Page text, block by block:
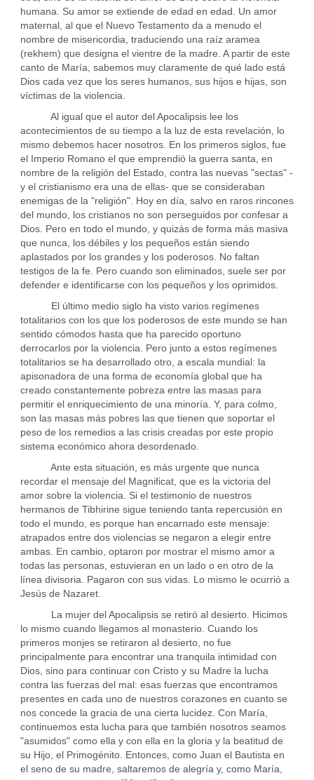
humana. Su amor se extiende de edad en edad. Un amor
maternal, al que el Nuevo Testamento da a menudo el
nombre de misericordia, traduciendo una raíz aramea
(rekhem) que designa el vientre de la madre. A partir de este
canto de María, sabemos muy claramente de qué lado está
Dios cada vez que los seres humanos, sus hijos e hijas, son
víctimas de la violencia.
Al igual que el autor del Apocalipsis lee los
acontecimientos de su tiempo a la luz de esta revelación, lo
mismo debemos hacer nosotros. En los primeros siglos, fue
el Imperio Romano el que emprendió la guerra santa, en
nombre de la religión del Estado, contra las nuevas "sectas" -
y el cristianismo era una de ellas- que se consideraban
enemigas de la "religión". Hoy en día, salvo en raros rincones
del mundo, los cristianos no son perseguidos por confesar a
Dios. Pero en todo el mundo, y quizás de forma más masiva
que nunca, los débiles y los pequeños están siendo
aplastados por los grandes y los poderosos. No faltan
testigos de la fe. Pero cuando son eliminados, suele ser por
defender e identificarse con los pequeños y los oprimidos.
El último medio siglo ha visto varios regímenes
totalitarios con los que los poderosos de este mundo se han
sentido cómodos hasta que ha parecido oportuno
derrocarlos por la violencia. Pero junto a estos regímenes
totalitarios se ha desarrollado otro, a escala mundial: la
apisonadora de una forma de economía global que ha
creado constantemente pobreza entre las masas para
permitir el enriquecimiento de una minoría. Y, para colmo,
son las masas más pobres las que tienen que soportar el
peso de los remedios a las crisis creadas por este propio
sistema económico ahora desordenado.
Ante esta situación, es más urgente que nunca
recordar el mensaje del Magnificat, que es la victoria del
amor sobre la violencia. Si el testimonio de nuestros
hermanos de Tibhirine sigue teniendo tanta repercusión en
todo el mundo, es porque han encarnado este mensaje:
atrapados entre dos violencias se negaron a elegir entre
ambas. En cambio, optaron por mostrar el mismo amor a
todas las personas, estuvieran en un lado o en otro de la
línea divisoria. Pagaron con sus vidas. Lo mismo le ocurrió a
Jesús de Nazaret.
La mujer del Apocalipsis se retiró al desierto. Hicimos
lo mismo cuando llegamos al monasterio. Cuando los
primeros monjes se retiraron al desierto, no fue
principalmente para encontrar una tranquila intimidad con
Dios, sino para continuar con Cristo y su Madre la lucha
contra las fuerzas del mal: esas fuerzas que encontramos
presentes en cada uno de nuestros corazones en cuanto se
nos concede la gracia de una cierta lucidez. Con María,
continuemos esta lucha para que también nosotros seamos
"asumidos" como ella y con ella en la gloria y la beatitud de
su Hijo, el Primogénito. Entonces, como Juan el Bautista en
el seno de su madre, saltaremos de alegría y, como María,